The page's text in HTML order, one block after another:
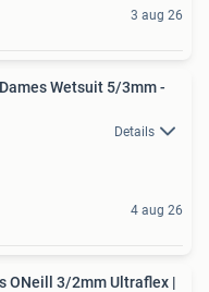
3 aug 26
Wetsuit 5/3mm -
Details
4 aug 26
ONeill 3/2mm Ultraflex |